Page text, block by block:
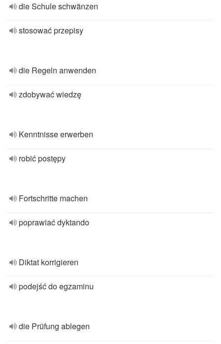
die Schule schwänzen
stosować przepisy
die Regeln anwenden
zdobywać wiedzę
Kenntnisse erwerben
robić postępy
Fortschritte machen
poprawiać dyktando
Diktat korrigieren
podejść do egzaminu
die Prüfung ablegen